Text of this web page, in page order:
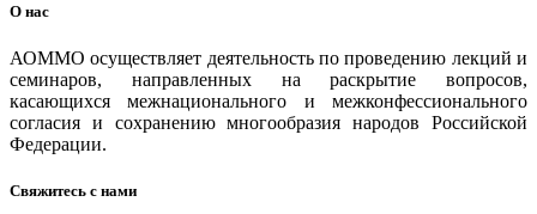
О нас
АОММО осуществляет деятельность по проведению лекций и
семинаров, направленных на раскрытие вопросов,
касающихся межнационального и межконфессионального
согласия и сохранению многообразия народов Российской
Федерации.
Свяжитесь с нами